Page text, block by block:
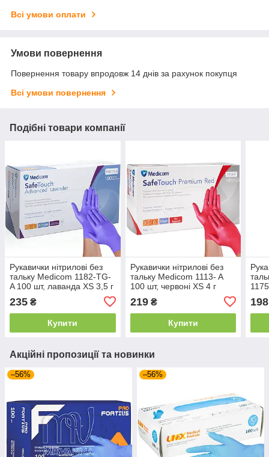
Всі умови оплати
Умови повернення
Повернення товару впродовж 14 днів за рахунок покупця
Всі умови повернення
Подібні товари компанії
Рукавички нітрилові без
тальку Medicom 1182-TG-
A 100 шт, лаванда XS 3,5 г
235 ₴
Купити
Рукавички нітрилові без
тальку Medicom 1113- A
100 шт, червоні XS 4 г
219₴
Купити
198
Акційні пропозиції та новинки
–56% –56%